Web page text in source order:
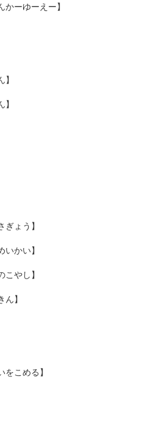
かーゆーえー】
ょう】
かい】
やし】
ん】
をこめる】